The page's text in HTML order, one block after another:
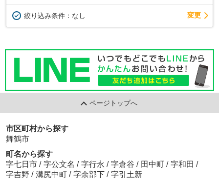
絞り込み条件： なし 変更
ページトップへ
市区町村から探す
舞鶴市
町名から探す
字七日市 / 字公文名 / 字行永 / 字倉谷 / 田中町 / 字和田 /
字吉野 / 溝尻中町 / 字余部下 / 字引土新